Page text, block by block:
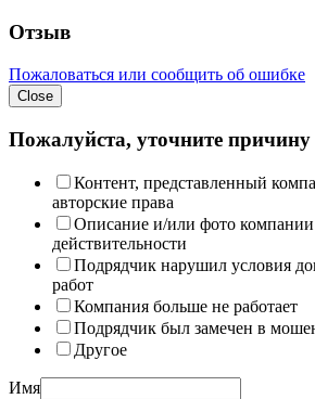
Отзыв
Пожаловаться или сообщить об ошибке
Close
Пожалуйста, уточните
Контент, представленный
авторские права
Описание и/или фото компании
действительности
Подрядчик нарушил условия
работ
Компания больше не работает
Подрядчик был замечен в
Другое
Имя